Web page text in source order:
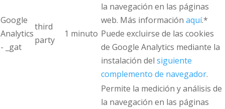
Google
Analytics
- _gat
third
party
1 minuto
la navegación en las páginas
web. Más información aquí.*
Puede excluirse de las cookies
de Google Analytics mediante la
instalación del siguiente
complemento de navegador.
Permite la medición y análisis de
la navegación en las páginas